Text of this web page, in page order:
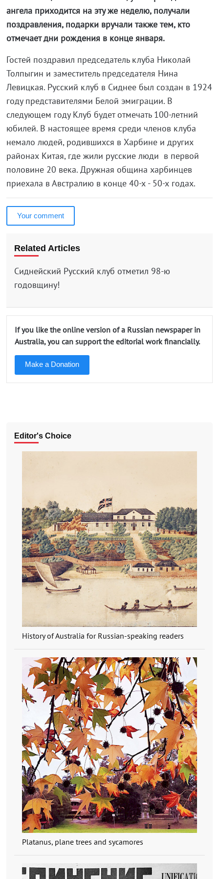
ангела приходится на эту же неделю, получали
поздравления, подарки вручали также тем, кто
отмечает дни рождения в конце января.
Гостей поздравил председатель клуба Николай
Толпыгин и заместитель председателя Нина
Левицкая. Русский клуб в Сиднее был создан в 1924
году представителями Белой эмиграции. В
следующем году Клуб будет отмечать 100-летний
юбилей. В настоящее время среди членов клуба
немало людей, родившихся в Харбине и других
районах Китая, где жили русские люди в первой
половине 20 века. Дружная община харбинцев
приехала в Австралию в конце 40-х - 50-х годах.
Your comment
Related Articles
Сиднейский Русский клуб отметил 98-ю
годовщину!
If you like the online version of a Russian newspaper in
Australia, you can support the editorial work financially.
Make a Donation
Editor's Choice
History of Australia for Russian-speaking readers
Platanus, plane trees and sycamores